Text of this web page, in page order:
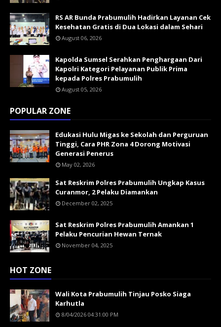
RS AR Bunda Prabumulih Hadirkan Layanan Cek
Kesehatan Gratis di Dua Lokasi dalam Sehari
August 06, 2026
Kapolda Sumsel Serahkan Penghargaan Dari
Kapolri Kategori Pelayanan Publik Prima
kepada Polres Prabumulih
August 05, 2026
POPULAR ZONE
Edukasi Hulu Migas ke Sekolah dan Perguruan
Tinggi, Cara PHR Zona 4 Dorong Motivasi
Generasi Penerus
May 02, 2026
Sat Reskrim Polres Prabumulih Ungkap Kasus
Curanmor, 2 Pelaku Diamankan
December 02, 2025
Sat Reskrim Polres Prabumulih Amankan 1
Pelaku Pencurian Hewan Ternak
November 04, 2025
HOT ZONE
Wali Kota Prabumulih Tinjau Posko Siaga
Karhutla
8/04/2026 04:31:00 PM